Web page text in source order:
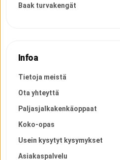
Baak turvakengät
Infoa
Tietoja meistä
Ota yhteyttä
Paljasjalkakenkäoppaat
Koko-opas
Usein kysytyt kysymykset
Asiakaspalvelu